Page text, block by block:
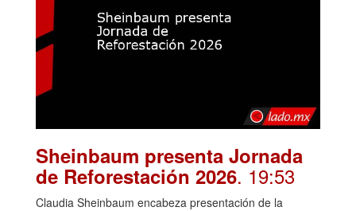
Sheinbaum presenta Jornada
de Reforestación 2026. 19:53
Claudia Sheinbaum encabeza presentación de la